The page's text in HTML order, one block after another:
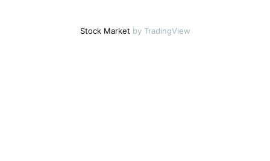
Stock Market by TradingView